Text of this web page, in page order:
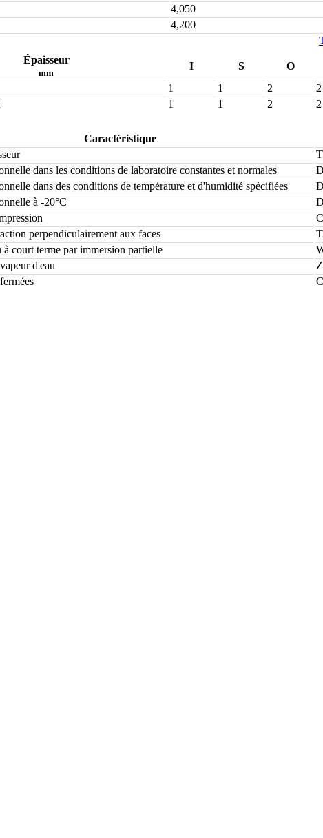
4,050
4,200
Épaisseur
mm
I S O
1 1 2 2
1 1 2 2
Caractéristique
dans les conditions de laboratoire constantes et normales
dans des conditions de température et d'humidité spécifiées
à -20°C
perpendiculairement aux faces
court terme par immersion partielle
d'eau